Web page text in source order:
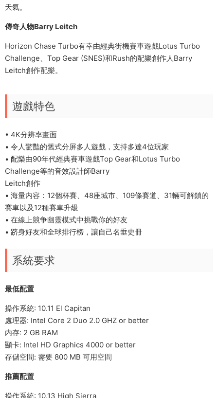
天氣。
傳奇人物Barry Leitch
Horizon Chase Turbo有幸由經典街機賽車遊戲Lotus Turbo
Challenge、Top Gear (SNES)和Rush的配樂創作人Barry
Leitch創作配樂。
遊戲特色
• 4K分辨率畫面
• 令人驚豔的舊式分屏多人遊戲，支持多達4位玩家
• 配樂由90年代經典賽車遊戲Top Gear和Lotus Turbo
Challenge等的音效設計師Barry
Leitch創作
• 海量内容：12個杯賽、48座城市、109條賽道、31輛可解鎖的
賽車以及12種賽車升級
• 在線上競争幽靈模式中挑戰你的好友
• 跻身好友和全球排行榜，讓自己名垂史冊
系統要求
最低配置
操作系統: 10.11 El Capitan
處理器: Intel Core 2 Duo 2.0 GHZ or better
内存: 2 GB RAM
顯卡: Intel HD Graphics 4000 or better
存儲空間: 需要 800 MB 可用空間
推薦配置
操作系統: 10.13 High Sierra